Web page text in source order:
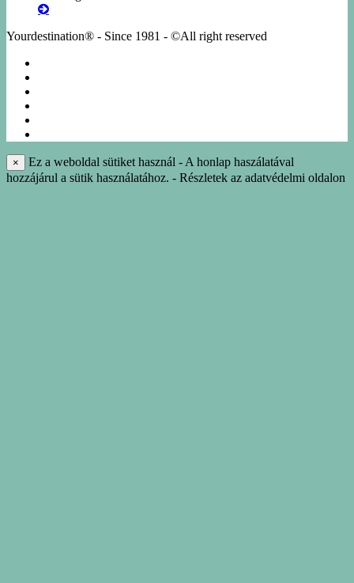
Yourdestination® - Since 1981 - ©All right reserved
×
Ez a weboldal sütiket használ - A honlap haszálatával
hozzájárul a sütik használatához. - Részletek az adatvédelmi oldalon